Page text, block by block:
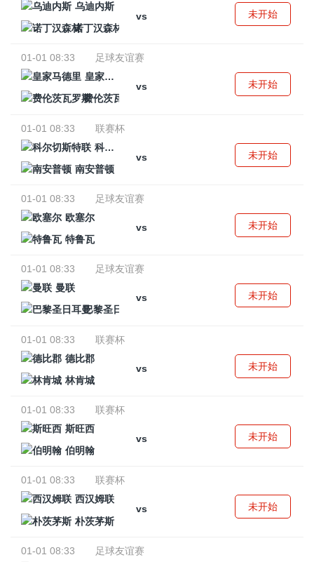
乌迪内斯
vs
诺丁汉森林
未开始
01-01 08:33
足球友谊赛
皇家马德里
vs
费伦茨瓦罗斯
未开始
01-01 08:33
联赛杯
科尔切斯特联
vs
南安普顿
未开始
01-01 08:33
足球友谊赛
欧塞尔
vs
特鲁瓦
未开始
01-01 08:33
足球友谊赛
曼联
vs
巴黎圣日耳曼
未开始
01-01 08:33
联赛杯
德比郡
vs
林肯城
未开始
01-01 08:33
联赛杯
斯旺西
vs
伯明翰
未开始
01-01 08:33
联赛杯
西汉姆联
vs
朴茨茅斯
未开始
01-01 08:33
足球友谊赛